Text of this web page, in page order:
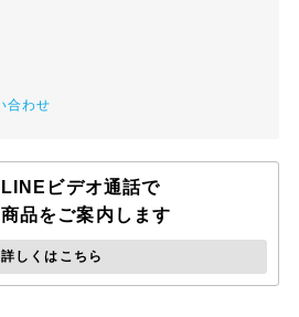
戴いたします。
別の商品がございます。
時にお買い上げいただいた場合、金額が
合わせ
LINEビデオ通話で
商品をご案内します
詳しくはこちら